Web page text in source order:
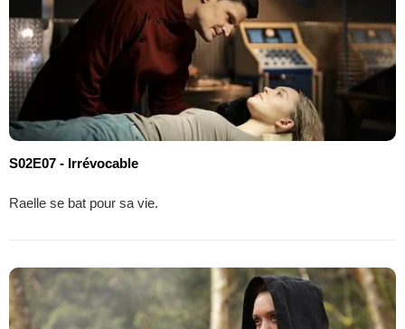
S02E07 - Irrévocable
Raelle se bat pour sa vie.